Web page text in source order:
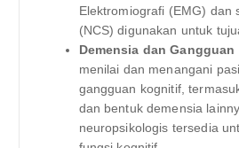
Elektromiografi (EMG) dan
(NCS) digunakan untuk
Demensia dan
menilai dan menangani
gangguan kognitif,
dan bentuk demensia
neuropsikologis tersedia